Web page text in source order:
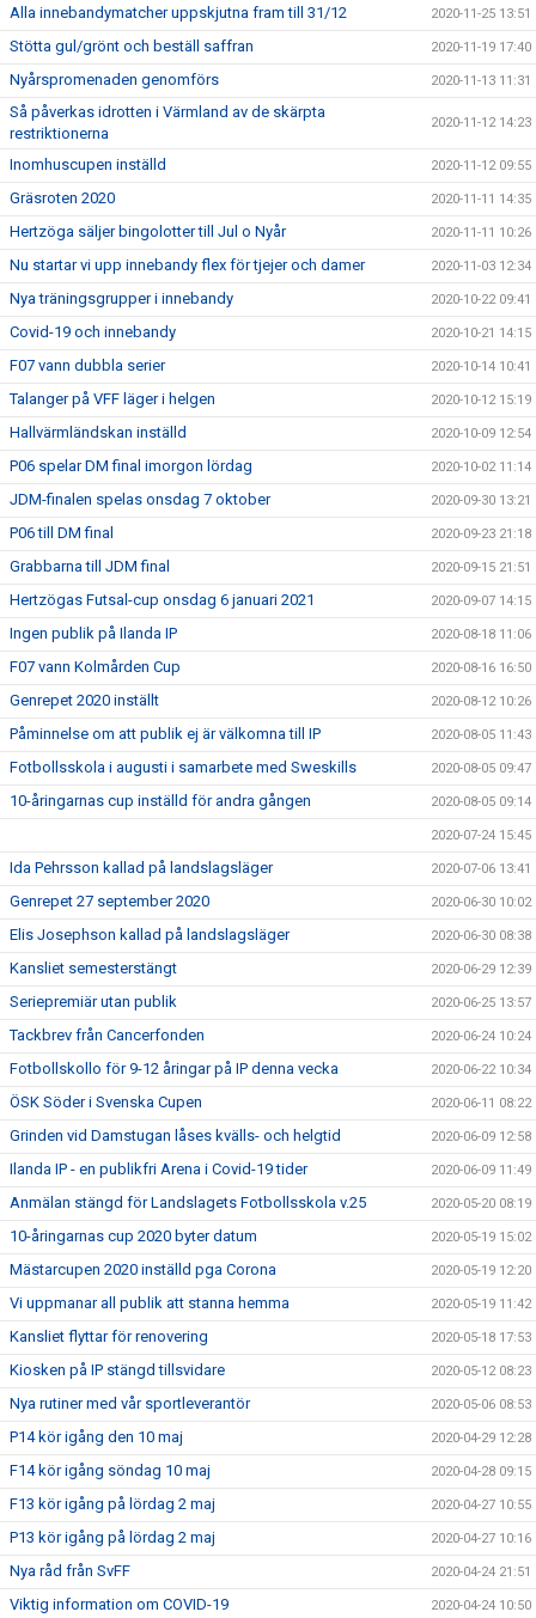
Alla innebandymatcher uppskjutna fram till 31/12 2020-11-25 13:51
Stötta gul/grönt och beställ saffran 2020-11-19 17:40
Nyårspromenaden genomförs 2020-11-13 11:31
Så påverkas idrotten i Värmland av de skärpta
restriktionerna
2020-11-12 14:23
Inomhuscupen inställd 2020-11-12 09:55
Gräsroten 2020 2020-11-11 14:35
Hertzöga säljer bingolotter till Jul o Nyår 2020-11-11 10:26
Nu startar vi upp innebandy flex för tjejer och damer 2020-11-03 12:34
Nya träningsgrupper i innebandy 2020-10-22 09:41
Covid-19 och innebandy 2020-10-21 14:15
F07 vann dubbla serier 2020-10-14 10:41
Talanger på VFF läger i helgen 2020-10-12 15:19
Hallvärmländskan inställd 2020-10-09 12:54
P06 spelar DM final imorgon lördag 2020-10-02 11:14
JDM-finalen spelas onsdag 7 oktober 2020-09-30 13:21
P06 till DM final 2020-09-23 21:18
Grabbarna till JDM final 2020-09-15 21:51
Hertzögas Futsal-cup onsdag 6 januari 2021 2020-09-07 14:15
Ingen publik på Ilanda IP 2020-08-18 11:06
F07 vann Kolmården Cup 2020-08-16 16:50
Genrepet 2020 inställt 2020-08-12 10:26
Påminnelse om att publik ej är välkomna till IP 2020-08-05 11:43
Fotbollsskola i augusti i samarbete med Sweskills 2020-08-05 09:47
10-åringarnas cup inställd för andra gången 2020-08-05 09:14
2020-07-24 15:45
Ida Pehrsson kallad på landslagsläger 2020-07-06 13:41
Genrepet 27 september 2020 2020-06-30 10:02
Elis Josephson kallad på landslagsläger 2020-06-30 08:38
Kansliet semesterstängt 2020-06-29 12:39
Seriepremiär utan publik 2020-06-25 13:57
Tackbrev från Cancerfonden 2020-06-24 10:24
Fotbollskollo för 9-12 åringar på IP denna vecka 2020-06-22 10:34
ÖSK Söder i Svenska Cupen 2020-06-11 08:22
Grinden vid Damstugan låses kvälls- och helgtid 2020-06-09 12:58
Ilanda IP - en publikfri Arena i Covid-19 tider 2020-06-09 11:49
Anmälan stängd för Landslagets Fotbollsskola v.25 2020-05-20 08:19
10-åringarnas cup 2020 byter datum 2020-05-19 15:02
Mästarcupen 2020 inställd pga Corona 2020-05-19 12:20
Vi uppmanar all publik att stanna hemma 2020-05-19 11:42
Kansliet flyttar för renovering 2020-05-18 17:53
Kiosken på IP stängd tillsvidare 2020-05-12 08:23
Nya rutiner med vår sportleverantör 2020-05-06 08:53
P14 kör igång den 10 maj 2020-04-29 12:28
F14 kör igång söndag 10 maj 2020-04-28 09:15
F13 kör igång på lördag 2 maj 2020-04-27 10:55
P13 kör igång på lördag 2 maj 2020-04-27 10:16
Nya råd från SvFF 2020-04-24 21:51
Viktig information om COVID-19 2020-04-24 10:50